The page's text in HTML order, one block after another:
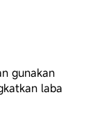
gunakan
laba